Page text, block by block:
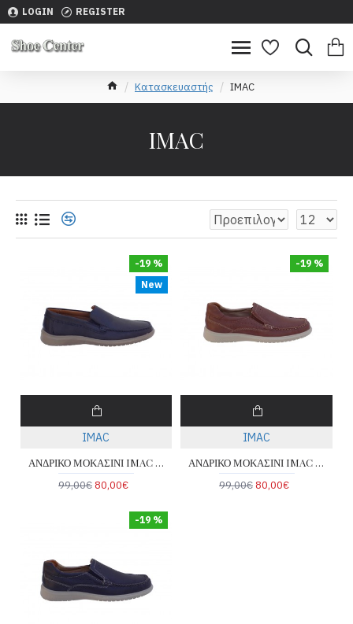
LOGIN REGISTER
Κατασκευαστής IMAC
IMAC
New
-19 %
IMAC
ΑΝΔΡΙΚΟ ΜΟΚΑΣΙΝΙ IMAC 101240-BLUE
99,00€80,00€
-19 %
IMAC
ΑΝΔΡΙΚΟ ΜΟΚΑΣΙΝΙ IMAC 101251-BROWN
99,00€80,00€
-19 %